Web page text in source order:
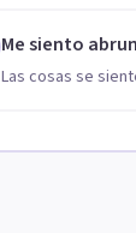
Me siento
Las cosas se